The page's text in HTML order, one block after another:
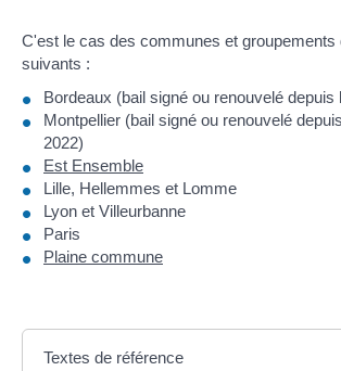
C'est le cas des communes et groupements
suivants :
Bordeaux (bail signé ou renouvelé depuis
Montpellier (bail signé ou renouvelé
2022)
Est Ensemble
Lille, Hellemmes et Lomme
Lyon et Villeurbanne
Paris
Plaine commune
Textes de référence